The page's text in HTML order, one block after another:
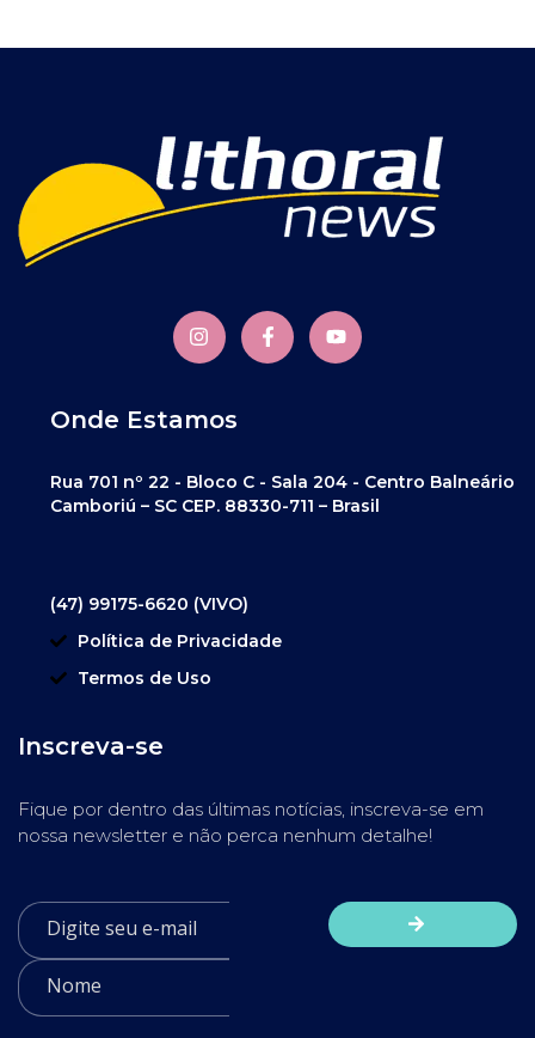
Onde Estamos
Rua 701 nº 22 - Bloco C - Sala 204 - Centro Balneário
Camboriú – SC CEP. 88330-711 – Brasil
(47) 99175-6620 (VIVO)
Política de Privacidade
Termos de Uso
Inscreva-se
Fique por dentro das últimas notícias, inscreva-se em
nossa newsletter e não perca nenhum detalhe!